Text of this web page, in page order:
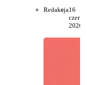
Redakcja16
czerwca
2026